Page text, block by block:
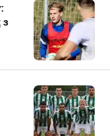
з